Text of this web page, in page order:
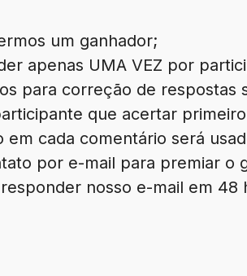
um ganhador;
apenas UMA VEZ por
para correção de respostas
que acertar
em cada comentário será
por e-mail para premiar o
nosso e-mail em 48